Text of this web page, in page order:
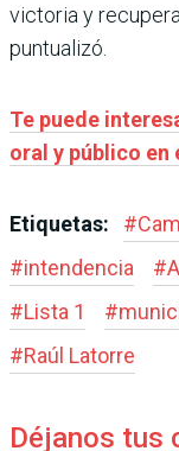
victoria y
puntualizó.
Te puede
oral y público en
Etiquetas: #
#intendencia #
#Lista 1 #
#Raúl Latorre
Déjanos tus